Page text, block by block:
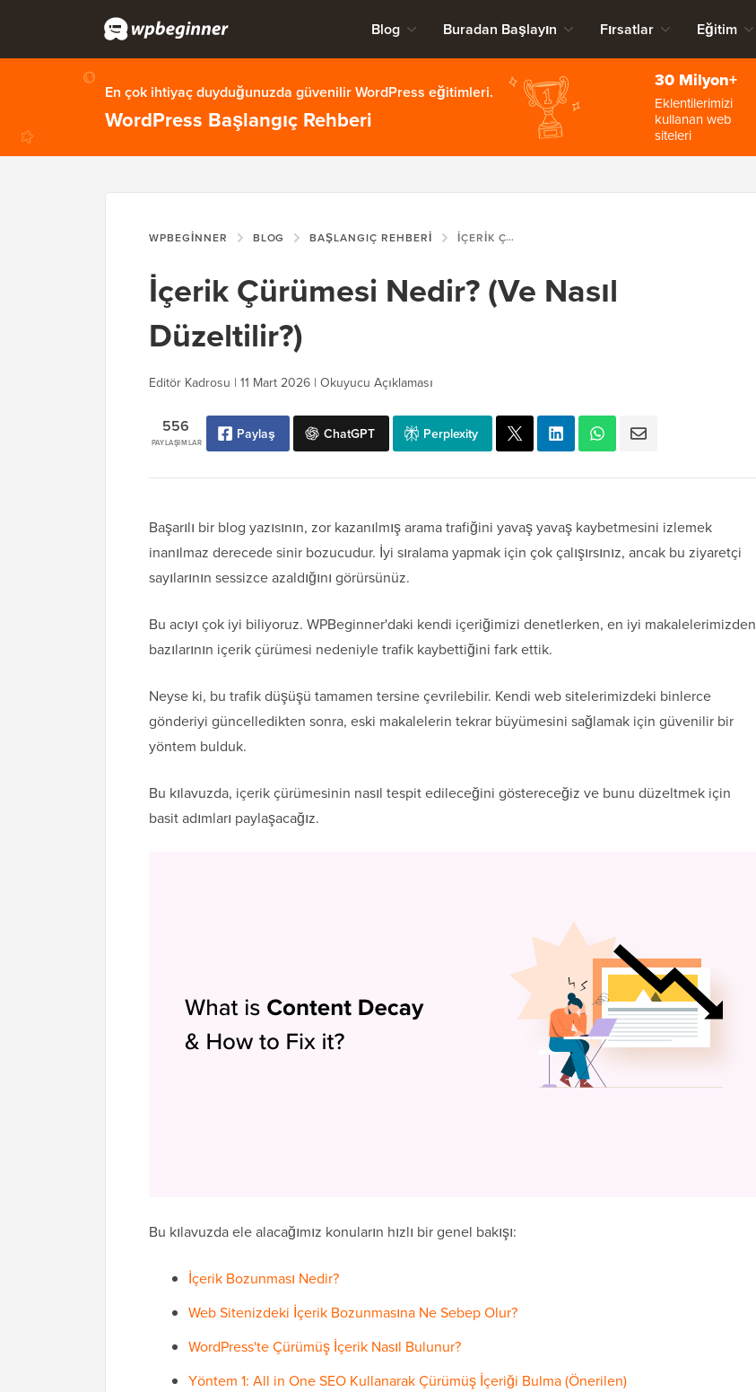
Blog Buradan Başlayın Fırsatlar Eğitim
En çok ihtiyaç duyduğunuzda güvenilir WordPress eğitimleri.
WordPress Başlangıç Rehberi
30 Milyon+
Eklentilerimizi
kullanan web
siteleri
WPBEGINNER BLOG BAŞLANGIÇ REHBERI İÇERIK ÇÜRÜMESI NEDIR? (VE NASIL DÜZELTILIR?)
İçerik Çürümesi Nedir? (Ve Nasıl
Düzeltilir?)
Editör Kadrosu | 11 Mart 2026 | Okuyucu Açıklaması
PAYLAŞIMLAR
556 Paylaş ChatGPT Perplexity
Başarılı bir blog yazısının, zor kazanılmış arama trafiğini yavaş yavaş kaybetmesini izlemek
inanılmaz derecede sinir bozucudur. İyi sıralama yapmak için çok çalışırsınız, ancak bu ziyaretçi
sayılarının sessizce azaldığını görürsünüz.
Bu acıyı çok iyi biliyoruz. WPBeginner'daki kendi içeriğimizi denetlerken, en iyi makalelerimizden
bazılarının içerik çürümesi nedeniyle trafik kaybettiğini fark ettik.
Neyse ki, bu trafik düşüşü tamamen tersine çevrilebilir. Kendi web sitelerimizdeki binlerce
gönderiyi güncelledikten sonra, eski makalelerin tekrar büyümesini sağlamak için güvenilir bir
yöntem bulduk.
Bu kılavuzda, içerik çürümesinin nasıl tespit edileceğini göstereceğiz ve bunu düzeltmek için
basit adımları paylaşacağız.
Bu kılavuzda ele alacağımız konuların hızlı bir genel bakışı:
İçerik Bozunması Nedir?
Web Sitenizdeki İçerik Bozunmasına Ne Sebep Olur?
WordPress'te Çürümüş İçerik Nasıl Bulunur?
Yöntem 1: All in One SEO Kullanarak Çürümüş İçeriği Bulma (Önerilen)